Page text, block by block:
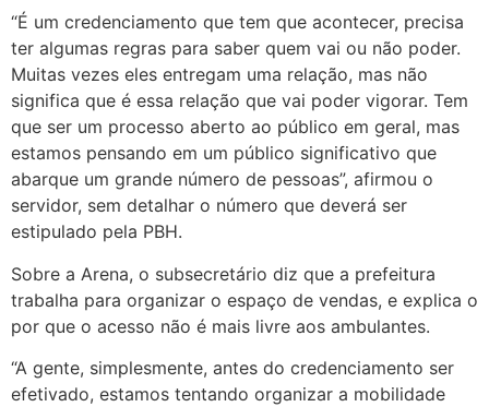
“É um credenciamento que tem que acontecer, precisa
ter algumas regras para saber quem vai ou não poder.
Muitas vezes eles entregam uma relação, mas não
significa que é essa relação que vai poder vigorar. Tem
que ser um processo aberto ao público em geral, mas
estamos pensando em um público significativo que
abarque um grande número de pessoas”, afirmou o
servidor, sem detalhar o número que deverá ser
estipulado pela PBH.
Sobre a Arena, o subsecretário diz que a prefeitura
trabalha para organizar o espaço de vendas, e explica o
por que o acesso não é mais livre aos ambulantes.
“A gente, simplesmente, antes do credenciamento ser
efetivado, estamos tentando organizar a mobilidade